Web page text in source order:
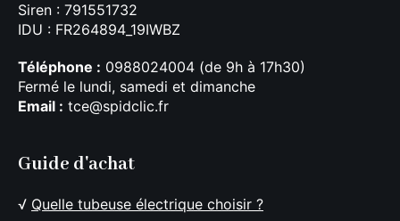
Siren : 791551732
IDU : FR264894_19IWBZ
Téléphone : 0988024004 (de 9h à 17h30)
Fermé le lundi, samedi et dimanche
Email : tce@spidclic.fr
Guide d'achat
√ Quelle tubeuse électrique choisir ?